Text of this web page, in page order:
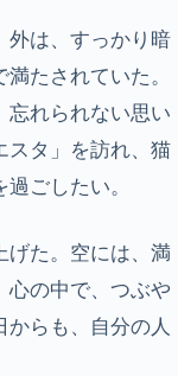
外は、すっかり暗
たされていた。
忘れられない思い
スタ」を訪れ、猫
ごしたい。
げた。空には、満
心の中で、つぶや
からも、自分の人